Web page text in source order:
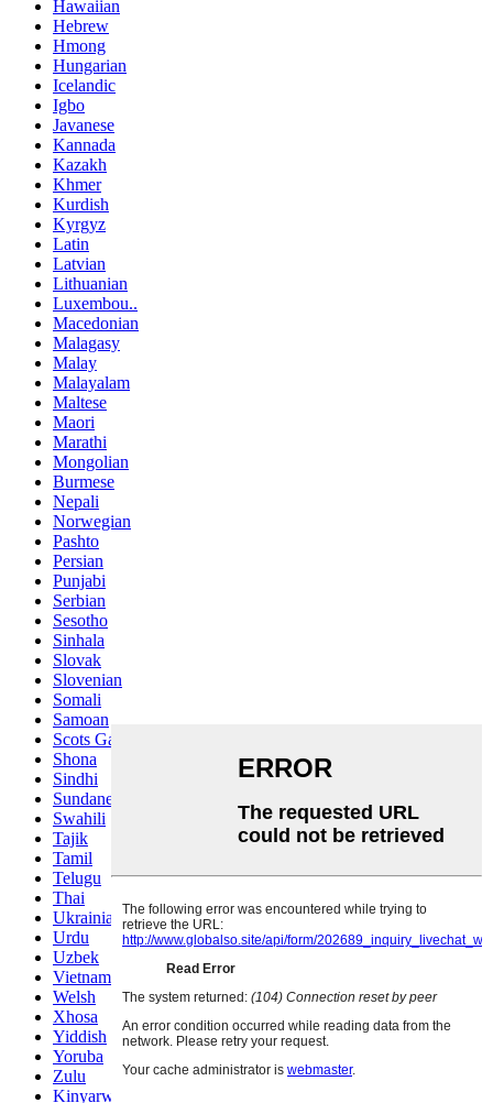
Hawaiian
Hebrew
Hmong
Hungarian
Icelandic
Igbo
Javanese
Kannada
Kazakh
Khmer
Kurdish
Kyrgyz
Latin
Latvian
Lithuanian
Luxembou..
Macedonian
Malagasy
Malay
Malayalam
Maltese
Maori
Marathi
Mongolian
Burmese
Nepali
Norwegian
Pashto
Persian
Punjabi
Serbian
Sesotho
Sinhala
Slovak
Slovenian
Somali
Samoan
Scots Gaelic
Shona
Sindhi
Sundanese
Swahili
Tajik
Tamil
Telugu
Thai
Ukrainian
Urdu
Uzbek
Vietnamese
Welsh
Xhosa
Yiddish
Yoruba
Zulu
Kinyarwanda